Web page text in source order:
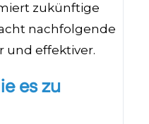
zukünftige
nachfolgende
und effektiver.
es zu